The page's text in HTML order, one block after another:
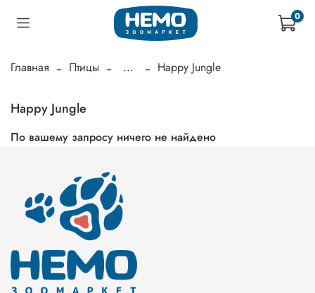
0
Главная Птицы ... Happy Jungle
Happy Jungle
По вашему запросу ничего не найдено